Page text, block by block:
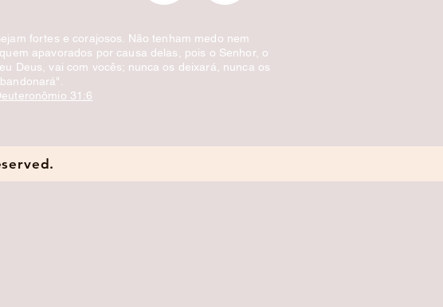
fortes e corajosos. Não tenham medo nem
apavorados por causa delas, pois o Senhor, o
Deus, vai com vocês; nunca os deixará, nunca os
31:6